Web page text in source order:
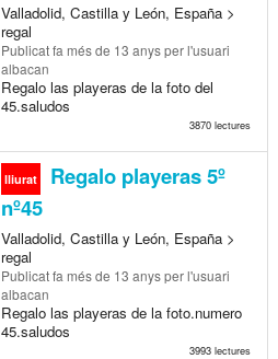
Valladolid, Castilla y León, España >
regal
Publicatfa més de 13 anysper l'usuari
albacan
Regalo las playeras de la foto del
45.saludos
3870 lectures
lliurat
Regalo playeras 5º
nº45
Valladolid, Castilla y León, España >
regal
Publicatfa més de 13 anysper l'usuari
albacan
Regalo las playeras de la foto.numero
45.saludos
3993 lectures